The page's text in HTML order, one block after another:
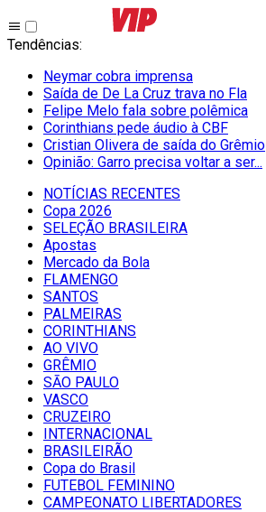
Tendências:
Neymar cobra imprensa
Saída de De La Cruz trava no Fla
Felipe Melo fala sobre polêmica
Corinthians pede áudio à CBF
Cristian Olivera de saída do Grêmio
Opinião: Garro precisa voltar a ser...
NOTÍCIAS RECENTES
Copa 2026
SELEÇÃO BRASILEIRA
Apostas
Mercado da Bola
FLAMENGO
SANTOS
PALMEIRAS
CORINTHIANS
AO VIVO
GRÊMIO
SĀO PAULO
VASCO
CRUZEIRO
INTERNACIONAL
BRASILEIRÃO
Copa do Brasil
FUTEBOL FEMININO
CAMPEONATO LIBERTADORES